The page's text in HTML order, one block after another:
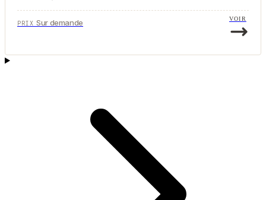
PRIX Sur demande VOIR